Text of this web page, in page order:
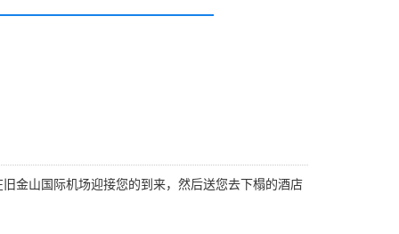
金山国际机场迎接您的到来，然后送您去下榻的酒店